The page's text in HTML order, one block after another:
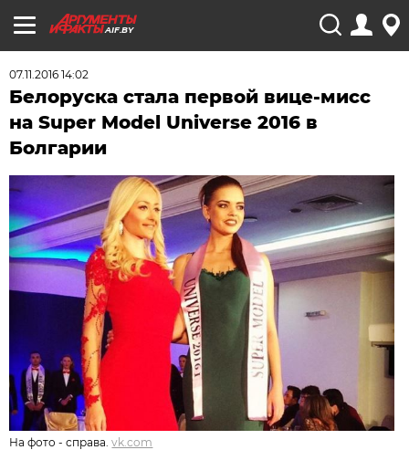
AIF.BY
07.11.2016 14:02
Белоруска стала первой вице-мисс
на Super Model Universe 2016 в
Болгарии
На фото - справа. vk.com